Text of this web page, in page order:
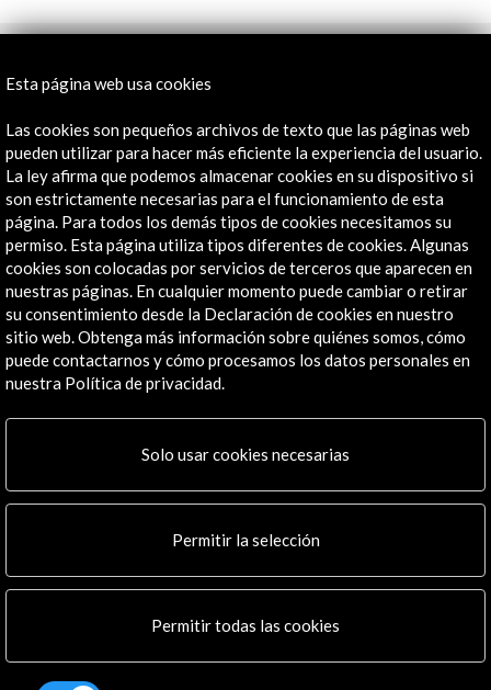
22 Mar - 02 Abr 2017
Festival du Cinema Espagnol de Nantes
Nantes, Francia
Recibe las últimas NOVEDADES
Suscríbete a nuestro boletín digital Ver último boletín
AC/E
Contacta
info@accioncultural.es
Esta página web usa cookies
Las cookies son pequeños archivos de texto que las páginas web
pueden utilizar para hacer más eficiente la experiencia del usuario.
La ley afirma que podemos almacenar cookies en su dispositivo si
son estrictamente necesarias para el funcionamiento de esta
página. Para todos los demás tipos de cookies necesitamos su
permiso. Esta página utiliza tipos diferentes de cookies. Algunas
cookies son colocadas por servicios de terceros que aparecen en
nuestras páginas. En cualquier momento puede cambiar o retirar
su consentimiento desde la Declaración de cookies en nuestro
sitio web. Obtenga más información sobre quiénes somos, cómo
puede contactarnos y cómo procesamos los datos personales en
nuestra Política de privacidad.
Solo usar cookies necesarias
Permitir la selección
Permitir todas las cookies